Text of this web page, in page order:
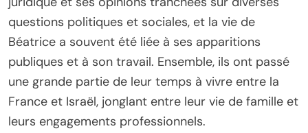
questions politiques et sociales, et la vie de
Béatrice a souvent été liée à ses apparitions
publiques et à son travail. Ensemble, ils ont passé
une grande partie de leur temps à vivre entre la
France et Israël, jonglant entre leur vie de famille et
leurs engagements professionnels.